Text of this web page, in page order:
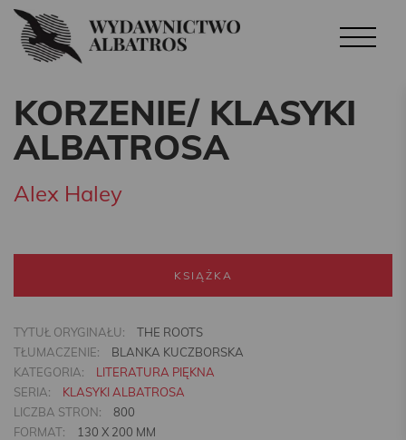
KORZENIE/ KLASYKI
ALBATROSA
Alex Haley
KSIĄŻKA
TYTUŁ ORYGINAŁU:
THE ROOTS
TŁUMACZENIE:
BLANKA KUCZBORSKA
KATEGORIA:
LITERATURA PIĘKNA
SERIA:
KLASYKI ALBATROSA
LICZBA STRON:
800
FORMAT:
130 X 200 MM